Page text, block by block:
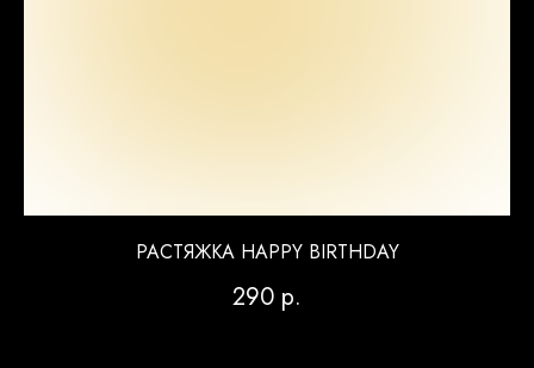
РАСТЯЖКА HAPPY BIRTHDAY
290 р.